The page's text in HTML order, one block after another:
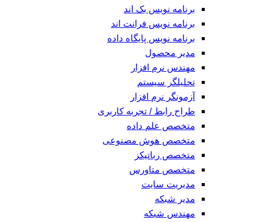
برنامه نویس بک اند
برنامه نویس فرانت اند
برنامه نویس پایگاه داده
مدیر محصول
مهندس نرم افزار
تحلیلگر سیستم
آزمونگر نرم افزار
طراح رابط / تجربه کاربری
متخصص علم داده
متخصص هوش مصنوعی
متخصص رباتیکز
متخصص متاورس
مدیریت سایت
مدیر شبکه
مهندس شبکه